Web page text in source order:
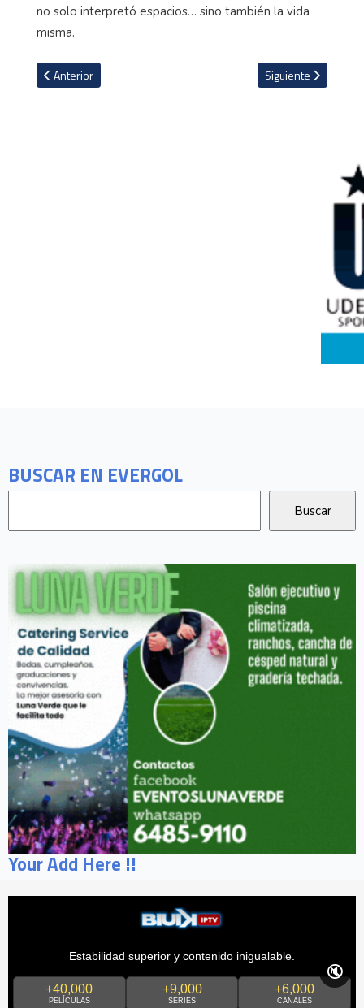
BUSCAR EN EVERGOL
Your Add Here !!
no solo interpretó espacios… sino también la vida
misma.
Artículo anterior: Colombiano Luis Díaz recibe ola de críticas por
Anterior Artículo siguiente:
Siguiente
Estabilidad superior y contenido inigualable.
+40,000
PELÍCULAS
+9,000
SERIES
+6,000
CANALES
🔇